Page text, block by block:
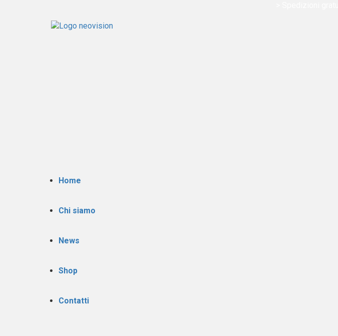
Home
Chi siamo
News
Shop
Contatti